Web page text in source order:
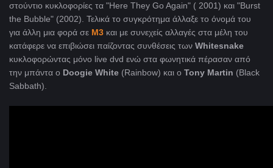
στούντιο κυκλοφορίες τα "Here They Go Again" ( 2001) και "Burst
the Bubble" (2002). Τελικά το συγκρότημα άλλαξε το όνομά του
για άλλη μια φορά σε M3 και με συνεχείς αλλαγές στα μέλη του
κατάφερε να επιβιώσει παίζοντας συνθέσεις των Whitesnake
κυκλοφορώντας μόνο live dvd ενώ στα φωνητικά πέρασαν από
την μπάντα ο Doogie White (Rainbow) και ο Tony Martin (Black
Sabbath).